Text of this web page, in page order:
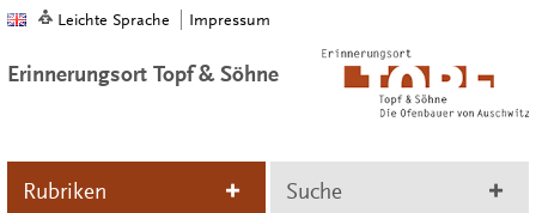
Leichte Sprache Impressum
Erinnerungsort Topf & Söhne
Rubriken Suche